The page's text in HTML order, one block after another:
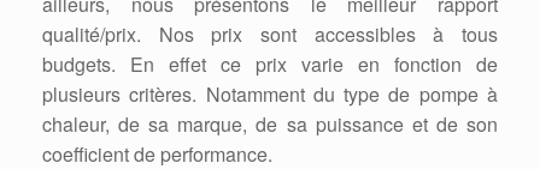
qualité/prix. Nos prix sont accessibles à tous
budgets. En effet ce prix varie en fonction de
plusieurs critères. Notamment du type de pompe à
chaleur, de sa marque, de sa puissance et de son
coefficient de performance.